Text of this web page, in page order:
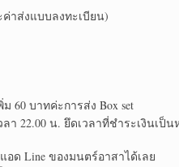
าส่งแบบลงทะเบียน)
60 บาทค่ะการส่ง Box set
22.00 น. ยึดเวลาที่ชำระเงินเป็น
อด Line ของมนตร์อาสาได้เลย